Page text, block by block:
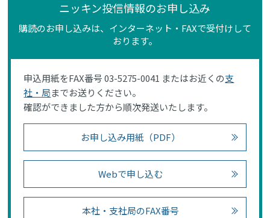
ニッキン投信情報のお申し込み
購読のお申し込みは、インターネット・FAXで受付けして
おります。
申込用紙をFAX番号 03-5275-0041 またはお近くの支
社・局までお送りください。
確認ができました方から順次発送いたします。
お申し込み用紙（PDF）
Webで申し込む
本社・支社局のFAX番号